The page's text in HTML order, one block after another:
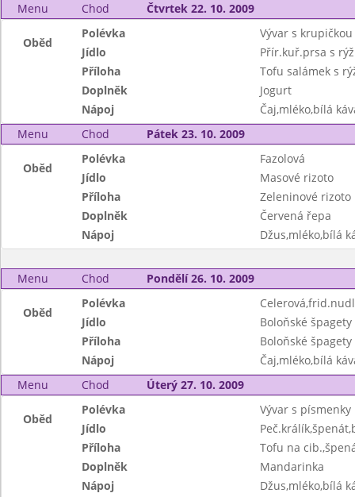
Menu
Chod Čtvrtek 22. 10. 2009
Oběd
Polévka
Vývar s
Jídlo
Přír.kuř.prsa s
Příloha
Tofu salámek s
Doplněk
Jogurt
Nápoj
Čaj,mléko,bílá
Menu
Chod Pátek 23. 10. 2009
Oběd
Polévka
Fazolová
Jídlo
Masové rizoto
Příloha
Zeleninové rizoto
Doplněk
Červená řepa
Nápoj
Džus,mléko,bílá
Menu Chod Pondělí 26. 10. 2009
Oběd
Polévka
Jídlo
Boloňské
Příloha
Boloňské
Nápoj
Čaj,mléko,bílá
Menu
Chod Úterý 27. 10. 2009
Oběd
Polévka
Vývar s písmenky
Jídlo
Příloha
Tofu na
Doplněk
Mandarinka
Nápoj
Džus,mléko,bílá